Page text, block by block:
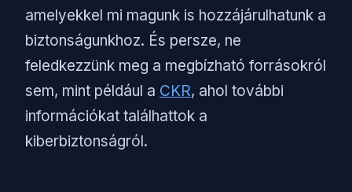
amelyekkel mi magunk is hozzájárulhatunk a
biztonságunkhoz. És persze, ne
feledkezzünk meg a megbízható forrásokról
sem, mint például a CKR, ahol további
információkat találhattok a
kiberbiztonságról.